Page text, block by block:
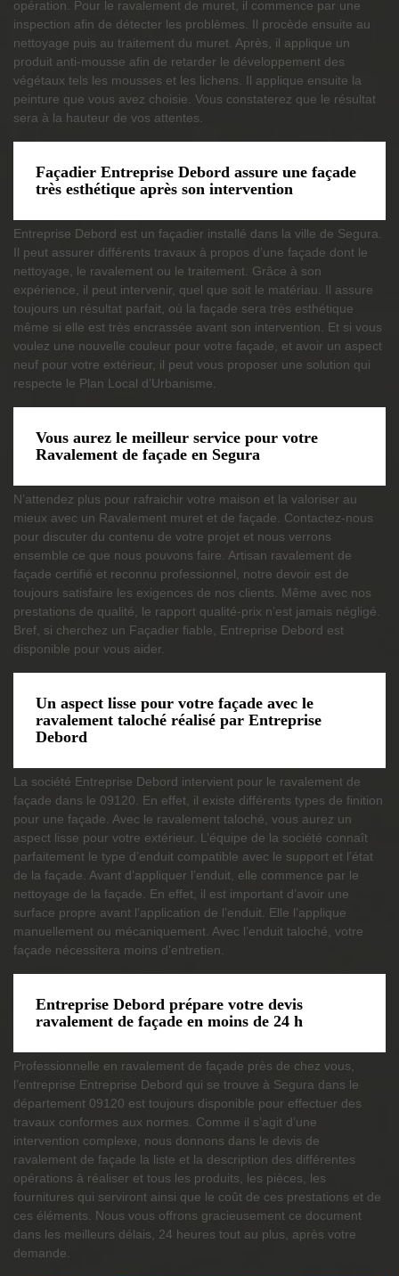
opération. Pour le ravalement de muret, il commence par une
inspection afin de détecter les problèmes. Il procède ensuite au
nettoyage puis au traitement du muret. Après, il applique un
produit anti-mousse afin de retarder le développement des
végétaux tels les mousses et les lichens. Il applique ensuite la
peinture que vous avez choisie. Vous constaterez que le résultat
sera à la hauteur de vos attentes.
Façadier Entreprise Debord assure une façade
très esthétique après son intervention
Entreprise Debord est un façadier installé dans la ville de Segura.
Il peut assurer différents travaux à propos d’une façade dont le
nettoyage, le ravalement ou le traitement. Grâce à son
expérience, il peut intervenir, quel que soit le matériau. Il assure
toujours un résultat parfait, où la façade sera très esthétique
même si elle est très encrassée avant son intervention. Et si vous
voulez une nouvelle couleur pour votre façade, et avoir un aspect
neuf pour votre extérieur, il peut vous proposer une solution qui
respecte le Plan Local d’Urbanisme.
Vous aurez le meilleur service pour votre
Ravalement de façade en Segura
N’attendez plus pour rafraichir votre maison et la valoriser au
mieux avec un Ravalement muret et de façade. Contactez-nous
pour discuter du contenu de votre projet et nous verrons
ensemble ce que nous pouvons faire. Artisan ravalement de
façade certifié et reconnu professionnel, notre devoir est de
toujours satisfaire les exigences de nos clients. Même avec nos
prestations de qualité, le rapport qualité-prix n’est jamais négligé.
Bref, si cherchez un Façadier fiable, Entreprise Debord est
disponible pour vous aider.
Un aspect lisse pour votre façade avec le
ravalement taloché réalisé par Entreprise
Debord
La société Entreprise Debord intervient pour le ravalement de
façade dans le 09120. En effet, il existe différents types de finition
pour une façade. Avec le ravalement taloché, vous aurez un
aspect lisse pour votre extérieur. L’équipe de la société connaît
parfaitement le type d’enduit compatible avec le support et l’état
de la façade. Avant d’appliquer l’enduit, elle commence par le
nettoyage de la façade. En effet, il est important d’avoir une
surface propre avant l’application de l’enduit. Elle l’applique
manuellement ou mécaniquement. Avec l’enduit taloché, votre
façade nécessitera moins d’entretien.
Entreprise Debord prépare votre devis
ravalement de façade en moins de 24 h
Professionnelle en ravalement de façade près de chez vous,
l’entreprise Entreprise Debord qui se trouve à Segura dans le
département 09120 est toujours disponible pour effectuer des
travaux conformes aux normes. Comme il s’agit d’une
intervention complexe, nous donnons dans le devis de
ravalement de façade la liste et la description des différentes
opérations à réaliser et tous les produits, les pièces, les
fournitures qui serviront ainsi que le coût de ces prestations et de
ces éléments. Nous vous offrons gracieusement ce document
dans les meilleurs délais, 24 heures tout au plus, après votre
demande.